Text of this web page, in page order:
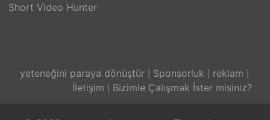
Short Video Hunter
yeteneğini paraya dönüştür Sponsorluk
reklam
İletişim
Bizimle Çalışmak İster misiniz?